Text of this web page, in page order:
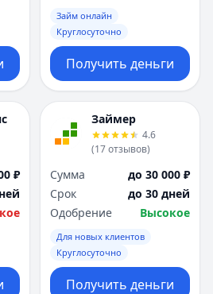
Займ онлайн
Круглосуточно
Получить деньги
₽
Займер
4.6
(17отзывов)
Сумма
до 30 000 ₽
Срок
до 30 дней
Одобрение
Высокое
Для новых клиентов
Круглосуточно
Получить деньги